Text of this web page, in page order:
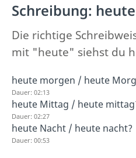
Schreibung: heute
Die richtige
mit "heute" siehst du
heute morgen / heute
Dauer: 02:13
heute Mittag / heute
Dauer: 02:27
heute Nacht / heute nacht?
Dauer: 00:53